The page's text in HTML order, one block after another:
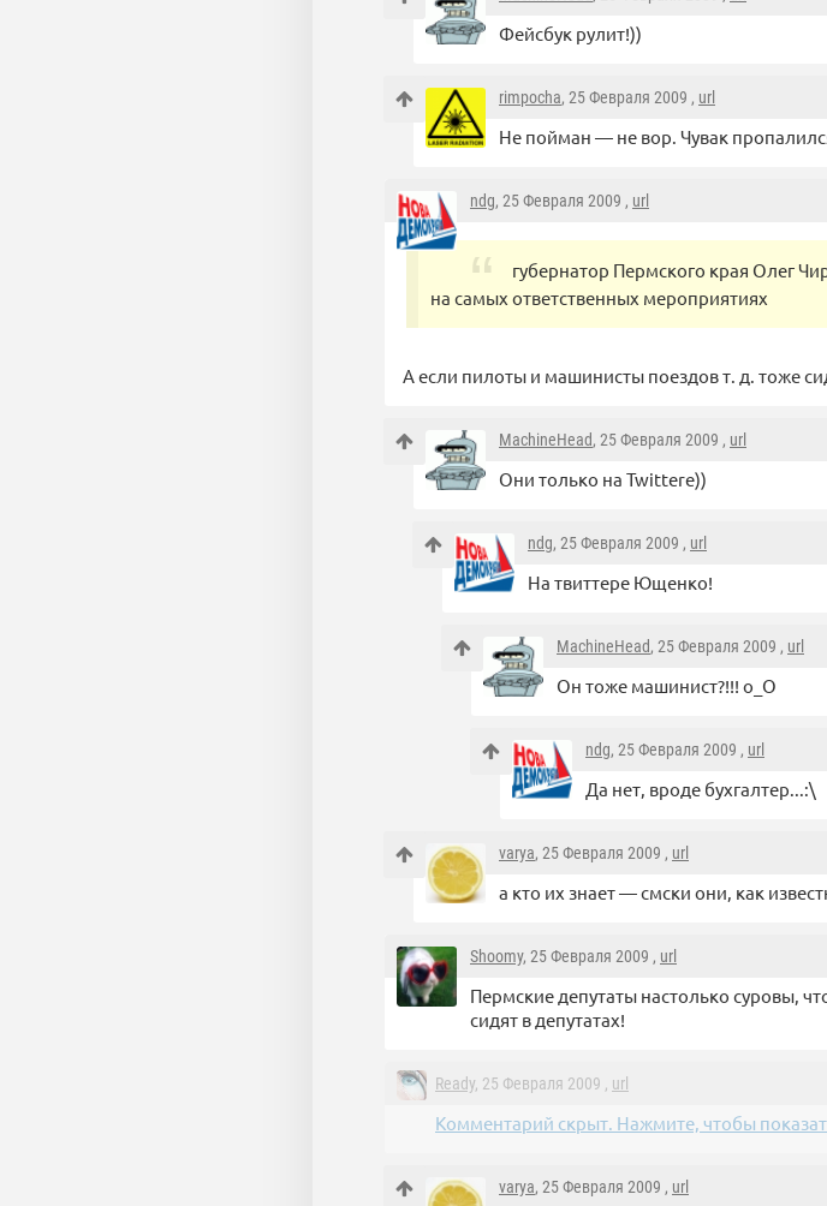
Фейсбук рулит!))
rimpocha, 25 Февраля 2009 , url
Не пойман — не вор. Чувак
ndg, 25 Февраля 2009 , url
губернатор Пермского края Олег
на самых ответственных мероприятиях
А если пилоты и машинисты поездов т. д. тоже
MachineHead, 25 Февраля 2009 , url
Они только на Twittere))
ndg, 25 Февраля 2009 , url
На твиттере Ющенко!
MachineHead, 25 Февраля 2009 , url
Он тоже машинист?!!! о_О
ndg, 25 Февраля 2009 , url
Да нет, вроде бухгалтер...:\
varya, 25 Февраля 2009 , url
а кто их знает — смски они, как
Shoomy, 25 Февраля 2009 , url
Пермские депутаты настолько суровы,
сидят в депутатах!
Ready, 25 Февраля 2009 , url
Комментарий скрыт. Нажмите, чтобы
varya, 25 Февраля 2009 , url